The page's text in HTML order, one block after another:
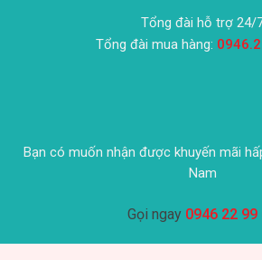
Tổng đài hỗ trợ 24/
Tổng đài mua hàng:
Bạn có muốn nhận được khuyến mãi
Nam
Gọi ngay 0946 22 99